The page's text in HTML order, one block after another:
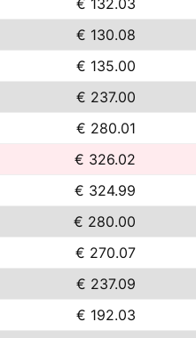
€ 132.03
€ 130.08
€ 135.00
€ 237.00
€ 280.01
€ 326.02
€ 324.99
€ 280.00
€ 270.07
€ 237.09
€ 192.03